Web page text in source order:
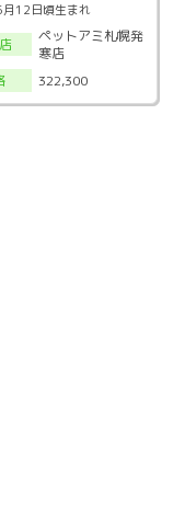
12日頃生まれ
ペットアミ札幌発
寒店
322,300